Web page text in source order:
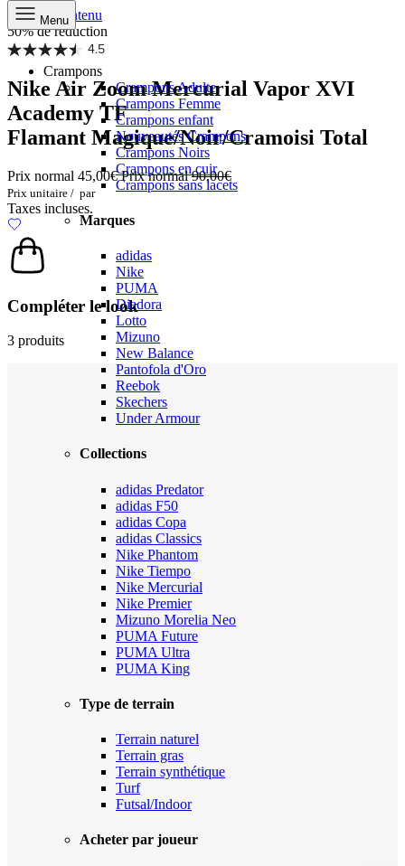
Aller au contenu
Menu
Crampons
Crampons Adulte
Crampons Femme
Crampons enfant
Nouveautés Crampons
Crampons Noirs
Crampons en cuir
Crampons sans lacets
Marques
adidas
Nike
PUMA
Diadora
Lotto
Mizuno
New Balance
Pantofola d'Oro
Reebok
Skechers
Under Armour
Collections
adidas Predator
adidas F50
adidas Copa
adidas Classics
Nike Phantom
Nike Tiempo
Nike Mercurial
Nike Premier
Mizuno Morelia Neo
PUMA Future
PUMA Ultra
PUMA King
Type de terrain
Terrain naturel
Terrain gras
Terrain synthétique
Turf
Futsal/Indoor
Acheter par joueur
50% de réduction
4.5
Nike Air Zoom Mercurial Vapor XVI
Academy TF
Flamant Magique/Noir/Cramoisi Total
Prix normal 45,00€Prix normal 90,00€
Prix unitaire / par
Taxes incluses.
Compléter le look
3 produits